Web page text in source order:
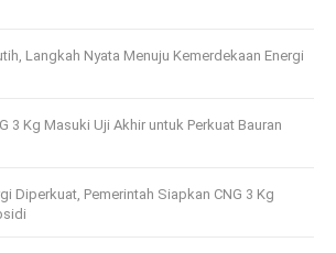
Langkah Nyata Menuju Kemerdekaan Energi
3 Kg Masuki Uji Akhir untuk Perkuat Bauran
Diperkuat, Pemerintah Siapkan CNG 3 Kg